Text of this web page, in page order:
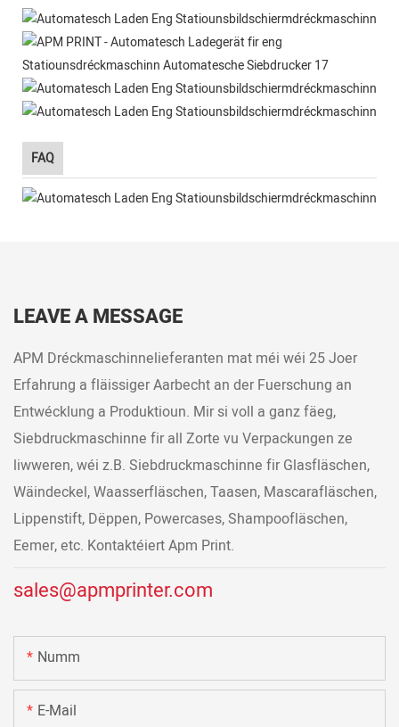
FAQ
LEAVE A MESSAGE
APM Dréckmaschinnelieferanten mat méi wéi 25 Joer
Erfahrung a fläissiger Aarbecht an der Fuerschung an
Entwécklung a Produktioun. Mir si voll a ganz fäeg,
Siebdruckmaschinne fir all Zorte vu Verpackungen ze
liwweren, wéi z.B. Siebdruckmaschinne fir Glasfläschen,
Wäindeckel, Waasserfläschen, Taasen, Mascarafläschen,
Lippenstift, Dëppen, Powercases, Shampoofläschen,
Eemer, etc. Kontaktéiert Apm Print.
sales@apmprinter.com
Numm
E-Mail